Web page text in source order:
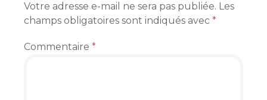
Votre adresse e-mail ne sera pas publiée. Les
champs obligatoires sont indiqués avec *
Commentaire *